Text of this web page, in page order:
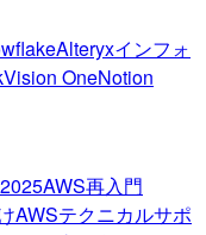
Alteryxインフォ
Vision OneNotion
AWS再入門
AWSテクニカルサポ